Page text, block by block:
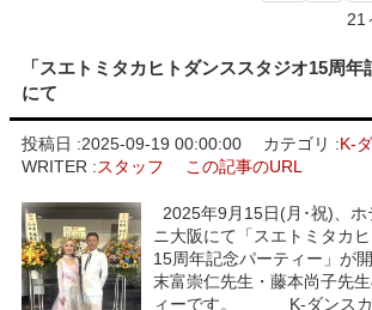
21
「スエトミタカヒトダンススタジオ15周年
にて
投稿日 :2025-09-19 00:00:00 カテゴリ :K-
WRITER :スタッフ この記事のURL
2025年9月15日(月･祝)、ホ
ニ大阪にて「スエトミタカ
15周年記念パーティー」が
末富崇仁先生・藤本尚子先
ィーです。 K-ダンスカ